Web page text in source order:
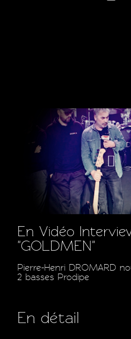
En Vidéo
"GOLDMEN"
Pierre-Henri DROMARD
2 basses Prodipe
En détail